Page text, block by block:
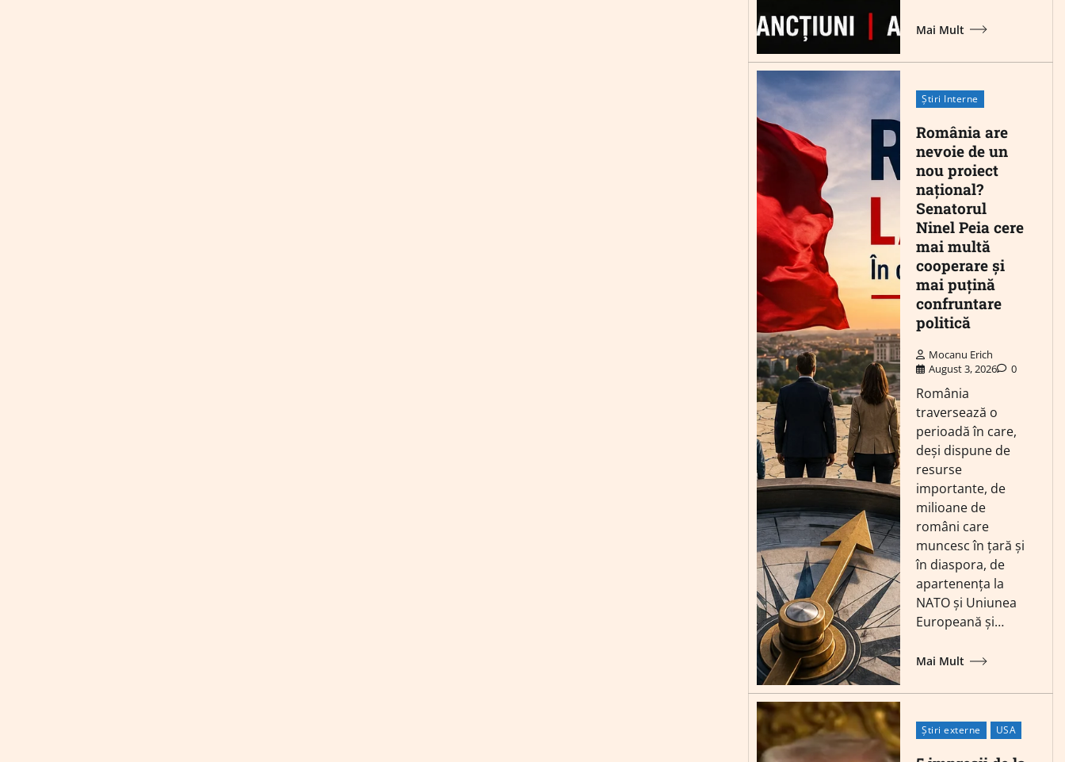
Mai Mult
Știri Interne
România are
nevoie de un
nou proiect
național?
Senatorul
Ninel Peia cere
mai multă
cooperare și
mai puțină
confruntare
politică
Mocanu Erich
August 3, 2026
0
România
traversează o
perioadă în care,
deși dispune de
resurse
importante, de
milioane de
români care
muncesc în țară și
în diaspora, de
apartenența la
NATO și Uniunea
Europeană și…
Mai Mult
Știri externe USA